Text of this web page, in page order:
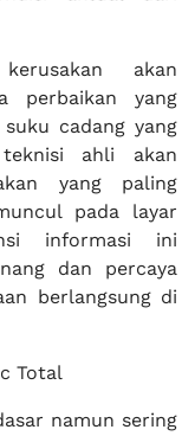
akan
perbaikan yang
cadang yang
ahli akan
yang paling
pada layar
informasi ini
dan percaya
berlangsung di
Total
namun sering